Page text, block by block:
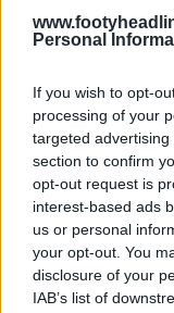
Personal
If you wish to opt-
processing of your
targeted
section to confirm
opt-out request is
interest-based ads
us or personal
your opt-out. You
disclosure of your
IAB’s list of